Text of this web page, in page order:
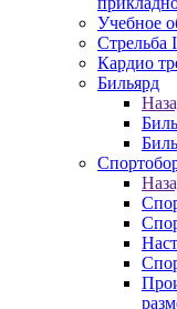
Учебное
Стрельба
Кардио
Бильярд